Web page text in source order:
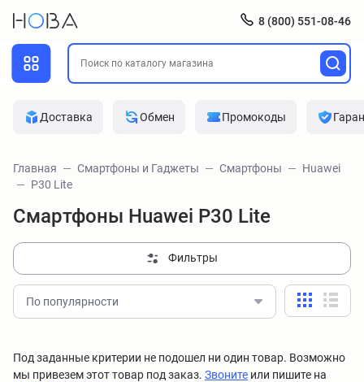
8 (800) 551-08-46
Доставка Обмен Промокоды
Главная Смартфоны и Гаджеты Смартфоны
Huawei
P30 Lite
Смартфоны Huawei P30 Lite
Фильтры
По популярности
Под заданные критерии не подошел ни один товар. Возможно
мы привезем этот товар под заказ. Звоните или пишите на